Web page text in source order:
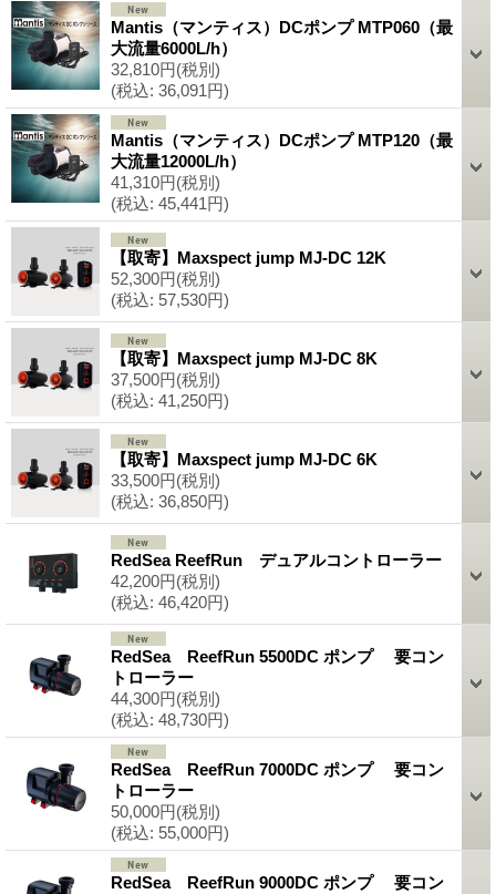
Mantis（マンティス）DCポンプ MTP060（最
大流量6000L/h）
32,810円(税別)
(税込: 36,091円)
Mantis（マンティス）DCポンプ MTP120（最
大流量12000L/h）
41,310円(税別)
(税込: 45,441円)
【取寄】Maxspect jump MJ-DC 12K
52,300円(税別)
(税込: 57,530円)
【取寄】Maxspect jump MJ-DC 8K
37,500円(税別)
(税込: 41,250円)
【取寄】Maxspect jump MJ-DC 6K
33,500円(税別)
(税込: 36,850円)
RedSea ReefRun デュアルコントローラー
42,200円(税別)
(税込: 46,420円)
RedSea ReefRun 5500DC ポンプ 要コン
トローラー
44,300円(税別)
(税込: 48,730円)
RedSea ReefRun 7000DC ポンプ 要コン
トローラー
50,000円(税別)
(税込: 55,000円)
RedSea ReefRun 9000DC ポンプ 要コン